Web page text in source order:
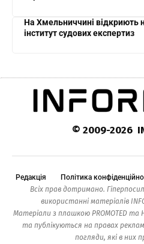
На Хмельниччині відкриють
інститут судових експертиз
© 2009-2026
Редакція Політика
Всіх прав дотримано.
використанні матеріалів
Матеріали з плашкою PROMOTED
та публікуються на правах
погляди, які в них